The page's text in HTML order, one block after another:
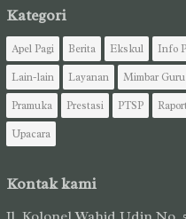
Kategori
Apel Pagi Berita Ekskul Info
Lain-lain
Layanan Mimbar Guru
Pramuka
Prestasi PTSP
Upacara
Kontak kami